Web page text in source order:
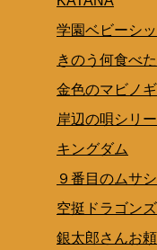
学園ベビーシ
きのう何食べた
金色のマビノ
岸辺の唄シリ
キングダム
９番目のムサ
空挺ドラゴンズ
銀太郎さんお